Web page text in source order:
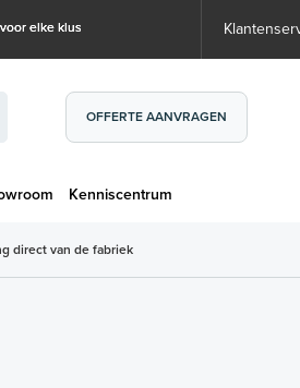
elke klus
OFFERTE AANVRAGEN
Kenniscentrum
€ 0,00
direct van de fabriek